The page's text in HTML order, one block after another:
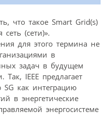
что такое Smart Grid(s)
сеть (сети)».
для этого термина не
в
задач в будущем
IEEE предлагает
как интеграцию
в энергетические
энергосистеме